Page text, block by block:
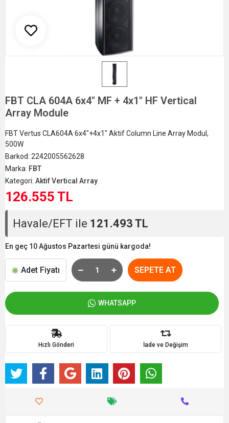
FBT CLA 604A 6x4" MF + 4x1" HF Vertical
Array Module
FBT Vertus CLA604A 6x4"+4x1" Aktif Column Line Array Modul,
500W
Barkod: 2242005562628
Marka: FBT
Kategori: Aktif Vertical Array
126.555 TL
Havale/EFT ile 121.493 TL
En geç 10 Ağustos Pazartesi günü kargoda!
Adet Fiyatı SEPETE AT
WHATSAPP
Hızlı Gönderi İade ve Değişim